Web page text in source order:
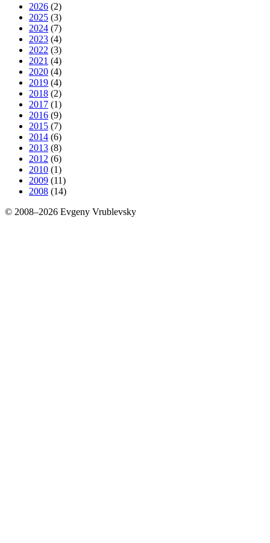
2026 (2)
2025 (3)
2024 (7)
2023 (4)
2022 (3)
2021 (4)
2020 (4)
2019 (4)
2018 (2)
2017 (1)
2016 (9)
2015 (7)
2014 (6)
2013 (8)
2012 (6)
2010 (1)
2009 (11)
2008 (14)
© 2008–2026 Evgeny Vrublevsky